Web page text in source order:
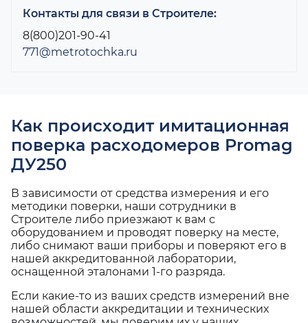
Контакты для связи в Строителе:
8(800)201-90-41
771@metrotochka.ru
Как происходит имитационная
поверка расходомеров Promag
ДУ250
В зависимости от средства измерения и его
методики поверки, наши сотрудники в
Строителе либо приезжают к вам с
оборудованием и проводят поверку на месте,
либо снимают ваши приборы и поверяют его в
нашей аккредитованной лаборатории,
оснащенной эталонами 1-го разряда.
Если какие-то из ваших средств измерений вне
нашей области аккредитации и технических